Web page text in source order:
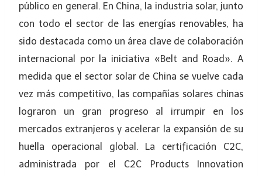
público en general. En China, la industria solar, junto
con todo el sector de las energías renovables, ha
sido destacada como un área clave de colaboración
internacional por la iniciativa «Belt and Road». A
medida que el sector solar de China se vuelve cada
vez más competitivo, las compañías solares chinas
lograron un gran progreso al irrumpir en los
mercados extranjeros y acelerar la expansión de su
huella operacional global. La certificación C2C,
administrada por el C2C Products Innovation